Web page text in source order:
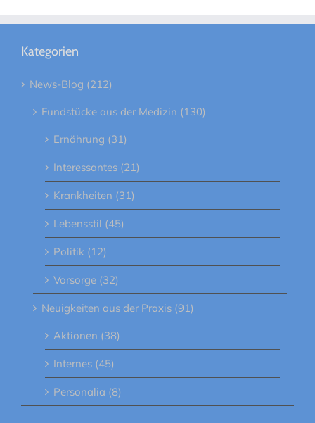
Kategorien
News-Blog (212)
Fundstücke aus der Medizin (130)
Ernährung (31)
Interessantes (21)
Krankheiten (31)
Lebensstil (45)
Politik (12)
Vorsorge (32)
Neuigkeiten aus der Praxis (91)
Aktionen (38)
Internes (45)
Personalia (8)